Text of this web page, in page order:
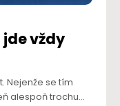
vždy
Nejenže se tím
alespoň trochu